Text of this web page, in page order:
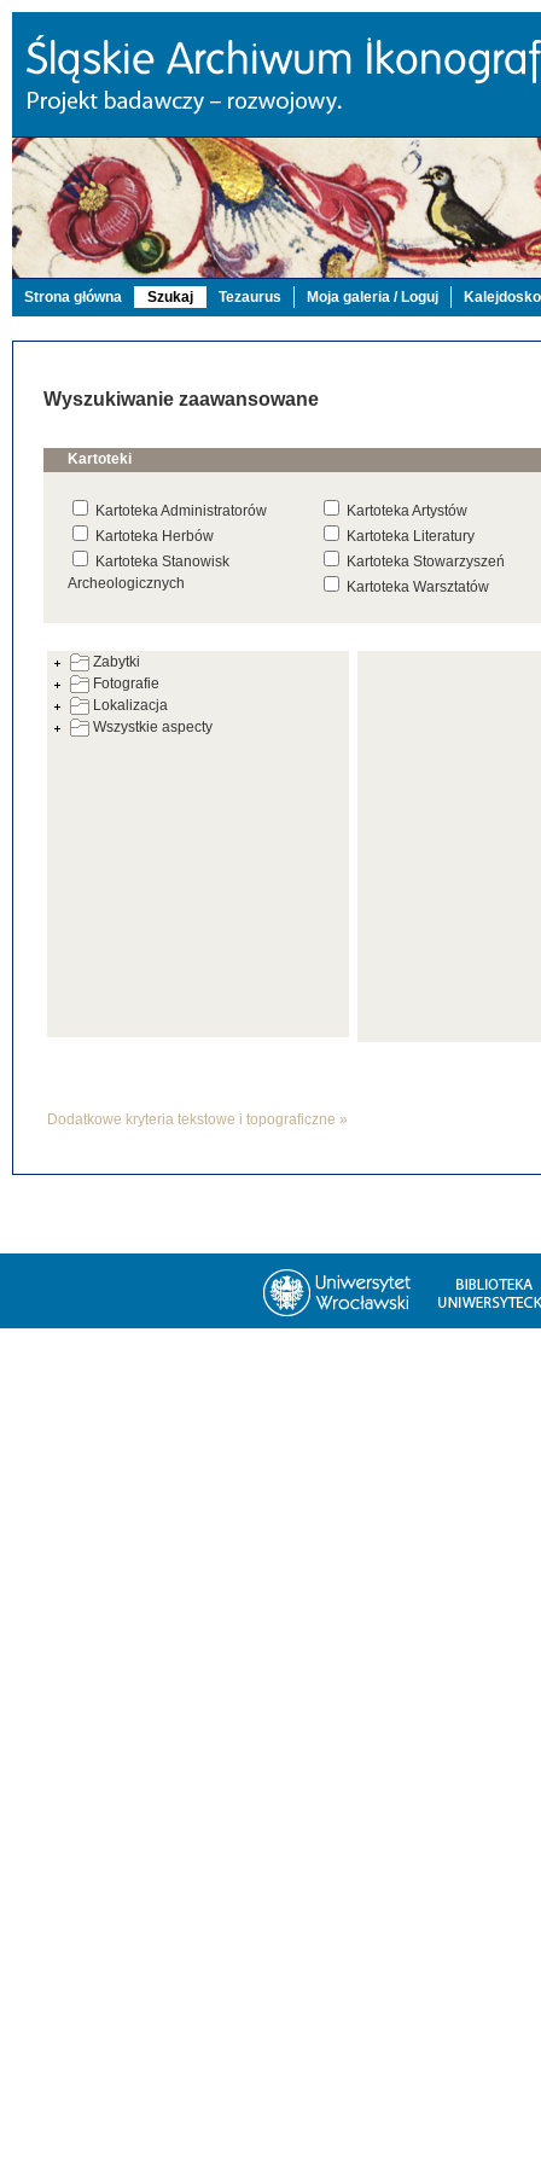
Strona główna Szukaj Tezaurus Moja galeria / Loguj
Wyszukiwanie zaawansowane
Kartoteki
Kartoteka Administratorów
Kartoteka Artystów
Kartoteka Herbów
Kartoteka Literatury
Kartoteka Stanowisk
Archeologicznych
Kartoteka Stowarzyszeń
Kartoteka Warsztatów
Zabytki
Fotografie
Lokalizacja
Wszystkie aspecty
Dodatkowe kryteria tekstowe i topograficzne »